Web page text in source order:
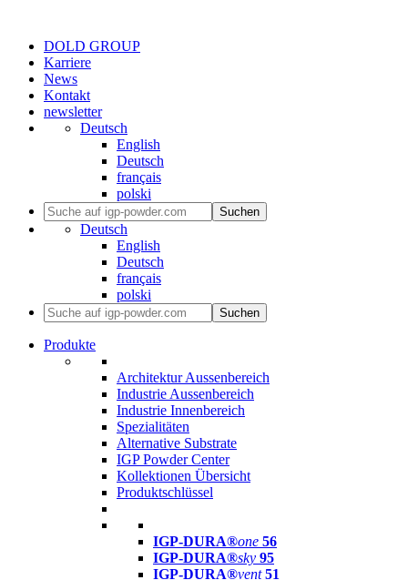
DOLD GROUP
Karriere
News
Kontakt
newsletter
Deutsch
English
Deutsch
français
polski
Suchen
Deutsch
English
Deutsch
français
polski
Suchen
Produkte
Architektur Aussenbereich
Industrie Aussenbereich
Industrie Innenbereich
Spezialitäten
Alternative Substrate
IGP Powder Center
Kollektionen Übersicht
Produktschlüssel
IGP-DURA®one 56
IGP-DURA®sky 95
IGP-DURA®vent 51